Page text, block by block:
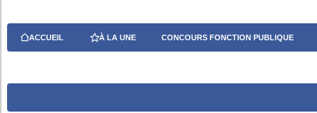
ACCUEIL À LA UNE CONCOURS FONCTION PUBLIQUE